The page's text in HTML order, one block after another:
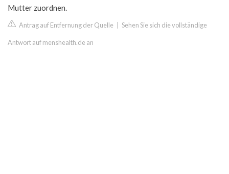
Mutter zuordnen.
Antrag auf Entfernung der Quelle Sehen Sie sich die vollständige
Antwort auf menshealth.de an